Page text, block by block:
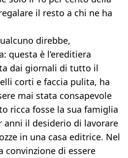
il resto a chi ne ha
direbbe,
questa è l’ereditiera
dai giornali di tutto il
corti e faccia pulita, ha
mai stata consapevole
ricca fosse la sua famiglia
anni il desiderio di lavorare
in una casa editrice. Nel
di essere